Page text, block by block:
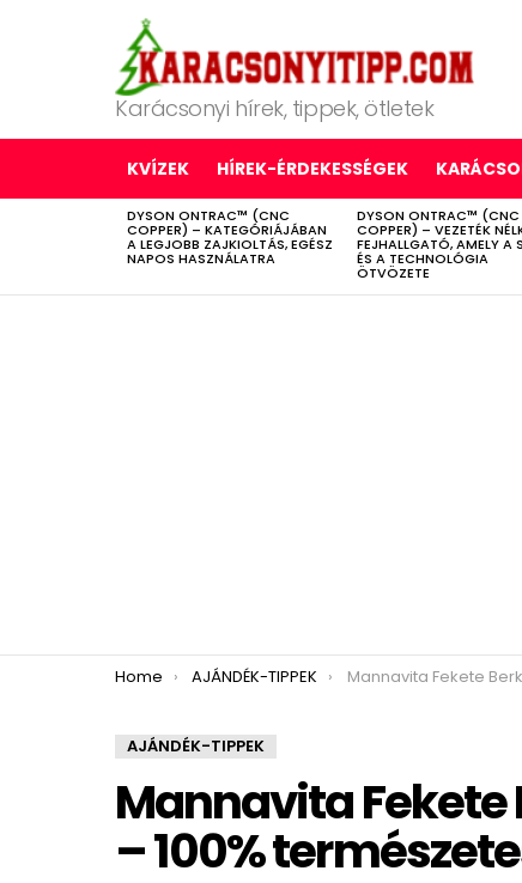
Karácsonyi hírek, tippek, ötletek
KVÍZEK HÍREK-ÉRDEKESSÉGEK
LATEST
STORIES
DYSON ONTRAC™ (CNC
COPPER) – KATEGÓRIÁJÁBAN
A LEGJOBB ZAJKIOLTÁS, EGÉSZ
NAPOS HASZNÁLATRA
DYSON ONTRAC™ (CNC
COPPER) – VEZETÉK
FEJHALLGATÓ, AMELY A
ÉS A TECHNOLÓGIA
ÖTVÖZETE
You are here:
Home AJÁNDÉK-TIPPEK Mannavita Fekete Berkenye
AJÁNDÉK-TIPPEK
Mannavita
– 100%